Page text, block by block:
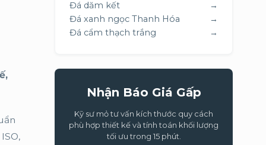
Đá dăm kết
→
Đá xanh ngọc Thanh Hóa
→
Đá cẩm thạch trắng
→
Nhận Báo Giá Gấp
Kỹ sư mỏ tư vấn kích thước quy cách
phù hợp thiết kế và tính toán khối lượng
tối ưu trong 15 phút.